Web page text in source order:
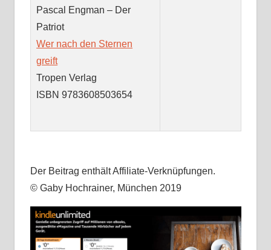
Pascal Engman – Der
Patriot
Wer nach den Sternen
greift
Tropen Verlag
ISBN 9783608503654
Der Beitrag enthält Affiliate-Verknüpfungen.
© Gaby Hochrainer, München 2019